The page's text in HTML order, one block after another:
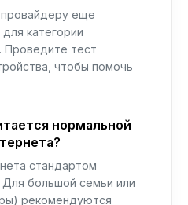
еще
категории
тест
чтобы помочь
нормальной
стандартом
большой семьи или
рекомендуются